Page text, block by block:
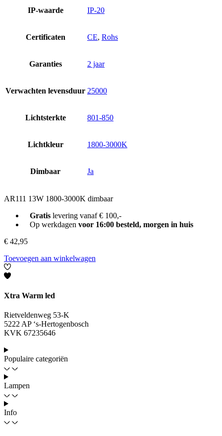
IP-waarde IP-20
Certificaten CE, Rohs
Garanties 2 jaar
Verwachten levensduur 25000
Lichtsterkte 801-850
Lichtkleur 1800-3000K
Dimbaar Ja
AR111 13W 1800-3000K dimbaar
Gratislevering vanaf € 100,-
Op werkdagen voor 16:00 besteld, morgen in huis
€ 42,95
Toevoegen aan winkelwagen
Xtra Warm led
Rietveldenweg 53-K
5222 AP ‘s-Hertogenbosch
KVK 67235646
Populaire categoriën
Lampen
Info